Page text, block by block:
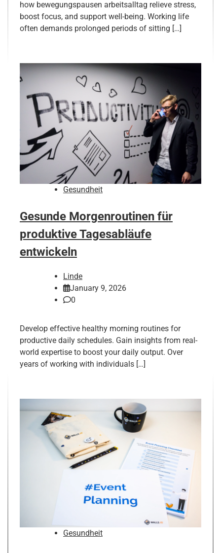
how bewegungspausen arbeitsalltag relieve stress,
boost focus, and support well-being. Working life
often demands prolonged periods of sitting […]
Gesundheit
Gesunde Morgenroutinen für
produktive Tagesabläufe
entwickeln
Linde
January 9, 2026
0
Develop effective healthy morning routines for
productive daily schedules. Gain insights from real-
world expertise to boost your daily output. Over
years of working with individuals […]
Gesundheit